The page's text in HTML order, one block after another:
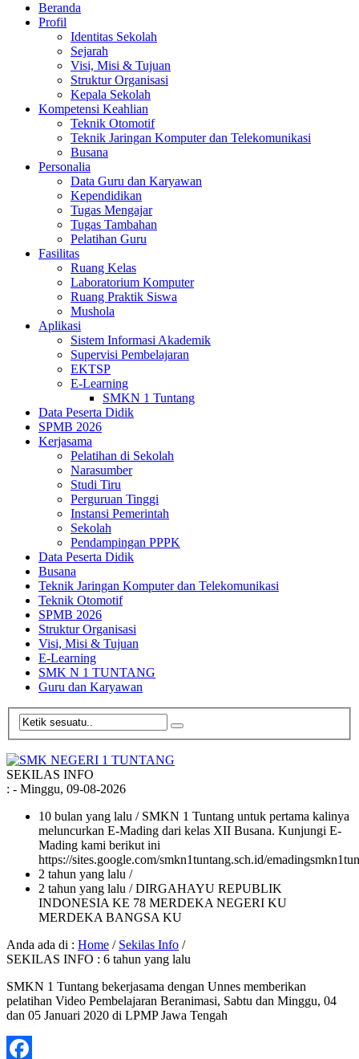
Beranda
Profil
Identitas Sekolah
Sejarah
Visi, Misi & Tujuan
Struktur Organisasi
Kepala Sekolah
Kompetensi Keahlian
Teknik Otomotif
Teknik Jaringan Komputer dan Telekomunikasi
Busana
Personalia
Data Guru dan Karyawan
Kependidikan
Tugas Mengajar
Tugas Tambahan
Pelatihan Guru
Fasilitas
Ruang Kelas
Laboratorium Komputer
Ruang Praktik Siswa
Mushola
Aplikasi
Sistem Informasi Akademik
Supervisi Pembelajaran
EKTSP
E-Learning
SMKN 1 Tuntang
Data Peserta Didik
SPMB 2026
Kerjasama
Pelatihan di Sekolah
Narasumber
Studi Tiru
Perguruan Tinggi
Instansi Pemerintah
Sekolah
Pendampingan PPPK
Data Peserta Didik
Busana
Teknik Jaringan Komputer dan Telekomunikasi
Teknik Otomotif
SPMB 2026
Struktur Organisasi
Visi, Misi & Tujuan
E-Learning
SMK N 1 TUNTANG
Guru dan Karyawan
SEKILAS INFO
: - Minggu, 09-08-2026
10 bulan yang lalu / SMKN 1 Tuntang untuk pertama kalinya
meluncurkan E-Mading dari kelas XII Busana. Kunjungi E-
Mading kami berikut ini
https://sites.google.com/smkn1tuntang.sch.id/
2 tahun yang lalu /
2 tahun yang lalu / DIRGAHAYU REPUBLIK
INDONESIA KE 78 MERDEKA NEGERI KU
MERDEKA BANGSA KU
Anda ada di : Home / Sekilas Info /
SEKILAS INFO : 6 tahun yang lalu
SMKN 1 Tuntang bekerjasama dengan Unnes memberikan
pelatihan Video Pembelajaran Beranimasi, Sabtu dan Minggu, 04
dan 05 Januari 2020 di LPMP Jawa Tengah